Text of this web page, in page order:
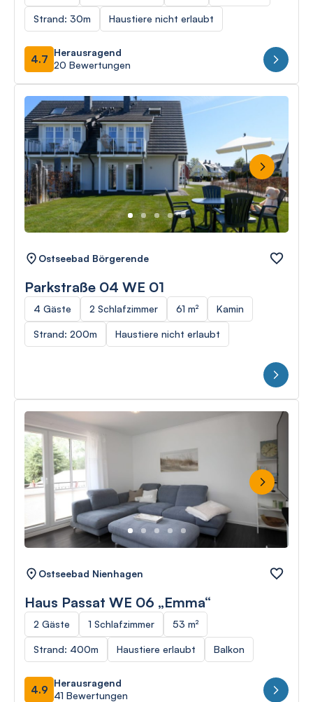
Strand: 30m Haustiere nicht erlaubt
4.7
Herausragend
20 Bewertungen
Next
Ostseebad Börgerende
Parkstraße 04 WE 01
4 Gäste 2 Schlafzimmer 61 m² Kamin
Strand: 200m Haustiere nicht erlaubt
Next
Ostseebad Nienhagen
Haus Passat WE 06 „Emma“
2 Gäste 1 Schlafzimmer 53 m²
Strand: 400m Haustiere erlaubt Balkon
4.9
Herausragend
41 Bewertungen